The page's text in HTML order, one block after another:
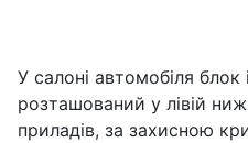
У салоні автомобіля блок
розташований у лівій
приладів, за захисною